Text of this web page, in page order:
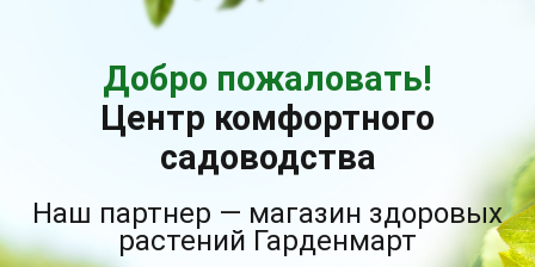
Добро пожаловать!
Центр комфортного
садоводства
Наш партнер — магазин здоровых
растений Гарденмарт